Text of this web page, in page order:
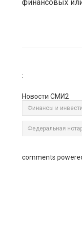
финансовых
:
Новости СМИ2
Финансы и
Федеральная
comments